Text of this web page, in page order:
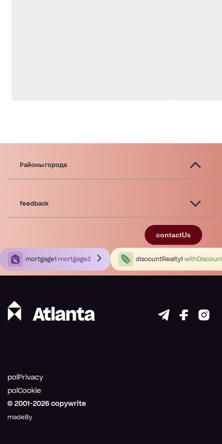
Районы города
feedback
contactUs
mortgage1 mortgage2 discountRealty1
© 2001-2026 copywrite
madeBy
polPrivacy
polCookie